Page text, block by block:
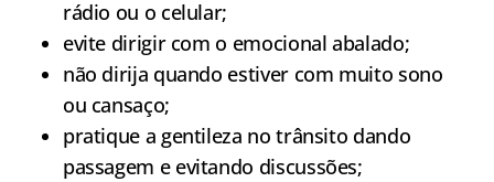
rádio ou o celular;
evite dirigir com o emocional abalado;
não dirija quando estiver com muito sono
ou cansaço;
pratique a gentileza no trânsito dando
passagem e evitando discussões;